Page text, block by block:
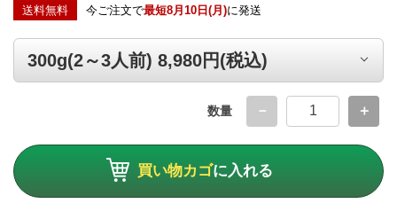
送料無料 今ご注文で最短8月10日(月)に発送
数量
買い物カゴに入れる